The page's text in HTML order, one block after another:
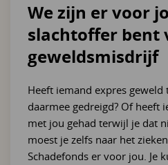
We zijn er voor
slachtoffer bent
geweldsmisdrijf
Heeft iemand expres
daarmee gedreigd? Of heeft
met jou gehad terwijl je dat
moest je zelfs naar het
Schadefonds er voor jou. Je